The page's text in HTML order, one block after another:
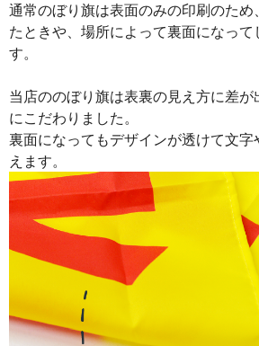
通常のぼり旗は表面のみの印刷のため
たときや、場所によって裏面になって
す。
当店ののぼり旗は表裏の見え方に差
にこだわりました。
裏面になってもデザインが透けて文字
えます。